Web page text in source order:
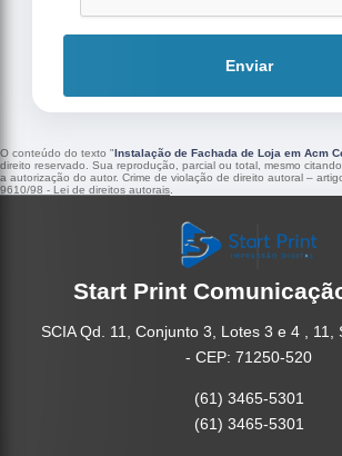
Enviar
O conteúdo do texto "Instalação de Fachada de Loja em Acm
direito reservado. Sua reprodução, parcial ou total, mesmo
a autorização do autor. Crime de violação de direito autoral –
9610/98 - Lei de direitos autorais
Start Print
SCIA Qd. 11, Conjunto 3, Lotes 3 e 4 , 11,
- CEP: 71250-520
(61) 3465-5301
(61) 3465-5301